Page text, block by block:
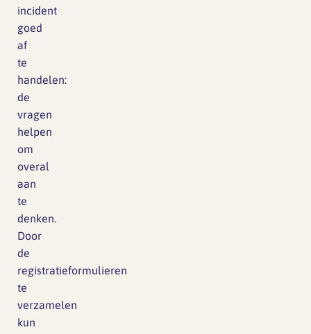
incident
goed
af
te
handelen:
de
vragen
helpen
om
overal
aan
te
denken.
Door
de
registratieformulieren
te
verzamelen
kun